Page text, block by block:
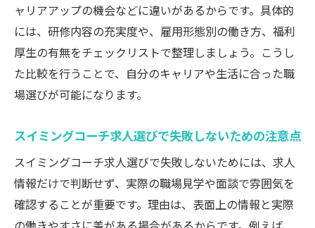
スイミングコーチ求人でキャリアを始める
メリット
安定収入を目指す水泳インストラクターの働き
方
スイミングコーチ求人で安定収入を実現す
る方法
イント
スイミングコーチ求人で収入アップを目指
すには
ャリアアップの機会などに違いがあるからです。具体的
には、研修内容の充実度や、雇用形態別の働き方、福利
厚生の有無をチェックリストで整理しましょう。こうし
た比較を行うことで、自分のキャリアや生活に合った職
場選びが可能になります。
スイミングコーチ求人選びで失敗しないための注意点
スイミングコーチ求人選びで失敗しないためには、求人
情報だけで判断せず、実際の職場見学や面談で雰囲気を
確認することが重要です。理由は、表面上の情報と実際